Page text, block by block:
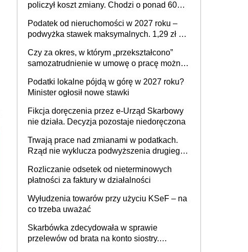
policzył koszt zmiany. Chodzi o ponad 60
Podatek od nieruchomości w 2027 roku –
podwyżka stawek maksymalnych. 1,29 zł za
budynków i lokali związanych z
prowadzeniem działalności gospodarczej
Czy za okres, w którym „przekształcono”
samozatrudnienie w umowę o pracę można
umowy cywilnoprawnej jedynym
racjonalnym wyjściem
Podatki lokalne pójdą w górę w 2027 roku?
Minister ogłosił nowe stawki
Fikcja doręczenia przez e-Urząd Skarbowy
nie działa. Decyzja pozostaje niedoręczona
Trwają prace nad zmianami w podatkach.
Rząd nie wyklucza podwyższenia drugiego
Rozliczanie odsetek od nieterminowych
płatności za faktury w działalności
Wyłudzenia towarów przy użyciu KSeF – na
co trzeba uważać
Skarbówka zdecydowała w sprawie
przelewów od brata na konto siostry.